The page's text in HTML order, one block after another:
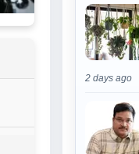
2 days ago